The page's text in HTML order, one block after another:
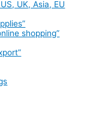
UK, Asia, EU
shopping”